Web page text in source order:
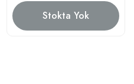
Stokta Yok